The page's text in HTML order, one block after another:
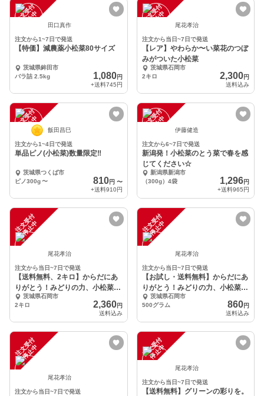
注
文
受
付
停
止
中 田口真作
注文から1~7日で発送
【特価】減農薬小松菜80サイズ
茨城県鉾田市
バラ詰 2.5kg
1,080円
+送料745円
注
文
受
付
停
止
中 尾花孝治
注文から当日~7日で発送
【レア】やわらか〜い菜花のつぼ
みがついた小松菜
茨城県石岡市
2キロ
2,300円
送料込み
注
文
受
付
停
止
中 飯田昌巳
注文から1~4日で発送
単品ピノ(小松菜)数量限定‼️
茨城県つくば市
ピノ300g〜 810円 〜
+送料910円
注
文
受
付
停
止
中 伊藤健造
注文から6~7日で発送
新潟発！小松菜のとう菜で春を感
じてください☆
新潟県新潟市
（300g）4袋
1,296円
+送料965円
注
文
受
付
停
止
中
尾花孝治
注文から当日~7日で発送
【送料無料、2キロ】からだにあ
りがとう！みどりの力、小松菜。
スムージーなどに
茨城県石岡市
2キロ
2,360円
送料込み
注
文
受
付
停
止
中
尾花孝治
注文から当日~7日で発送
【お試し・送料無料】からだにあ
りがとう！みどりの力、小松菜。
スムージーなどに
茨城県石岡市
500グラム
860円
送料込み
注
文
受
付
停
止
中
尾花孝治
注文から当日~7日で発送
注
文
受
付
停
止
中
尾花孝治
注文から当日~7日で発送
【送料無料】グリーンの彩りを。